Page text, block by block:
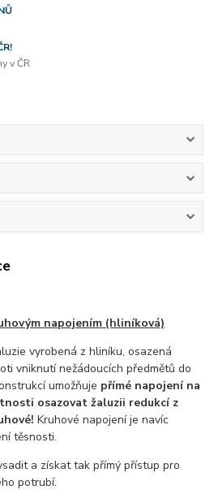
v ČR
napojením (hliníková)
vyrobená z hliníku, osazená
vniknutí nežádoucích předmětů do
umožňuje přímé napojení na
osazovat žaluzii redukcí z
Kruhové napojení je navíc
těsnosti.
a získat tak přímý přístup pro
potrubí.